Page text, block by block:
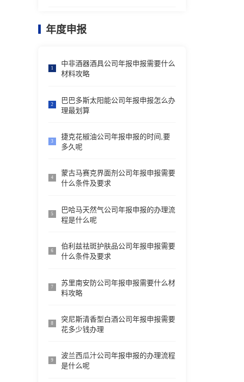
年度申报
1
中非酒器酒具公司年报申报需要什么
材料攻略
2
巴巴多斯太阳能公司年报申报怎么办
理最划算
3
捷克花椒油公司年报申报的时间,要
多久呢
4
蒙古马赛克界面剂公司年报申报需要
什么条件及要求
5
巴哈马天然气公司年报申报的办理流
程是什么呢
6
伯利兹祛斑护肤品公司年报申报需要
什么条件及要求
7
苏里南安防公司年报申报需要什么材
料攻略
8
突尼斯清香型白酒公司年报申报需要
花多少钱办理
9
波兰西瓜汁公司年报申报的办理流程
是什么呢